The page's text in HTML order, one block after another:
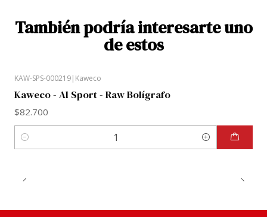
También podría interesarte uno
de estos
KAW-SPS-000219| Kaweco
Kaweco - Al Sport - Raw Bolígrafo
$82.700
Cantidad